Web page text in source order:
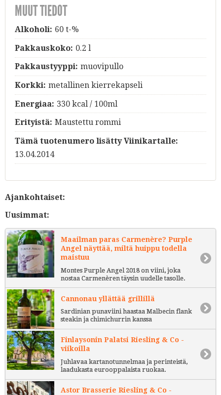
MUUT TIEDOT
Alkoholi: 60 t-%
Pakkauskoko: 0.2 l
Pakkaustyyppi: muovipullo
Korkki: metallinen kierrekapseli
Energiaa: 330 kcal / 100ml
Erityistä: Maustettu rommi
Tämä tuotenumero lisätty Viinikartalle:
13.04.2014
Ajankohtaiset:
Uusimmat:
Maailman paras Carmenère? Purple
Angel näyttää, miltä huippu todella
maistuu
Montes Purple Angel 2018 on viini, joka
nostaa Carmenèren täysin uudelle tasolle.
Cannonau yllättää grillillä
Sardinian punaviini haastaa Malbecin flank
steakin ja chimichurrin kanssa
Finlaysonin Palatsi Riesling & Co -
viikoilla
Juhlavaa kartanotunnelmaa ja perinteistä,
laadukasta eurooppalaista ruokaa.
Astor Brasserie Riesling & Co -